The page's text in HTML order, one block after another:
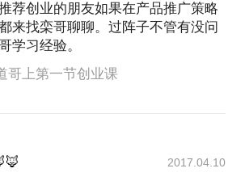
荐创业的朋友如果在产品推广策略
来找栾哥聊聊。过阵子不管有没问
学习经验。
哥上第一节创业课
2017.04.10